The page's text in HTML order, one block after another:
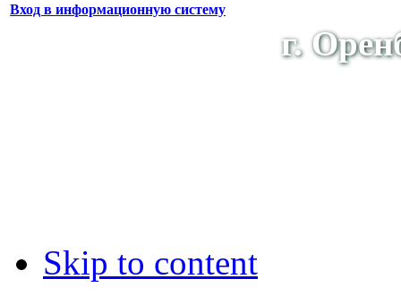
Вход в информационную систему
г.
Skip to content